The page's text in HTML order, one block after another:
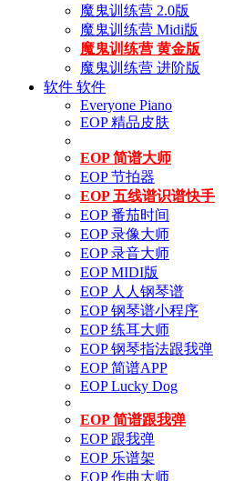
魔鬼训练营 2.0版
魔鬼训练营 Midi版
魔鬼训练营 黄金版
魔鬼训练营 进阶版
软件 软件
Everyone Piano
EOP 精品皮肤
EOP 简谱大师
EOP 节拍器
EOP 五线谱识谱快手
EOP 番茄时间
EOP 录像大师
EOP 录音大师
EOP MIDI版
EOP 人人钢琴谱
EOP 钢琴谱小程序
EOP 练耳大师
EOP 钢琴指法跟我弹
EOP 简谱APP
EOP Lucky Dog
EOP 简谱跟我弹
EOP 跟我弹
EOP 乐谱架
EOP 作曲大师